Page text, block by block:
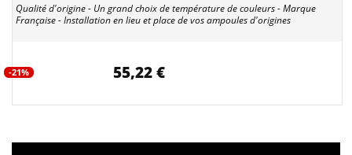
Qualité d'origine - Un grand choix de température de couleurs - Marque
Française - Installation en lieu et place de vos ampoules d'origines
-21% 55,22 €